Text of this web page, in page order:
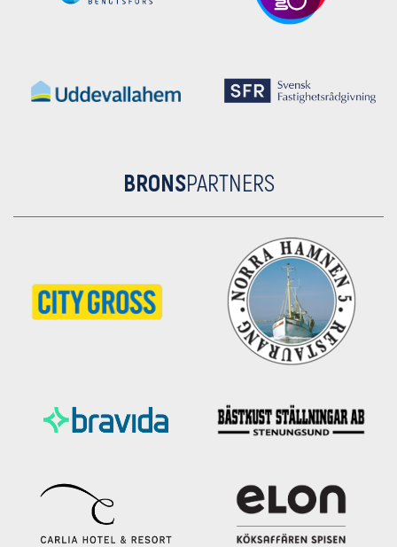
BRONSPARTNERS